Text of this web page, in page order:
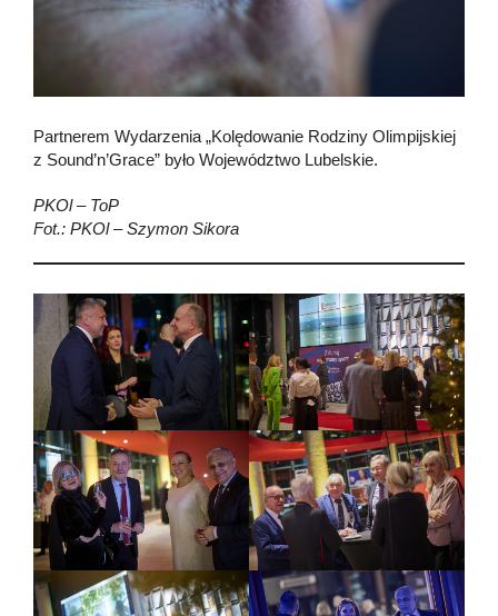
Partnerem Wydarzenia „Kolędowanie Rodziny Olimpijskiej
z Sound’n’Grace” było Województwo Lubelskie.
PKOl – ToP
Fot.: PKOl – Szymon Sikora